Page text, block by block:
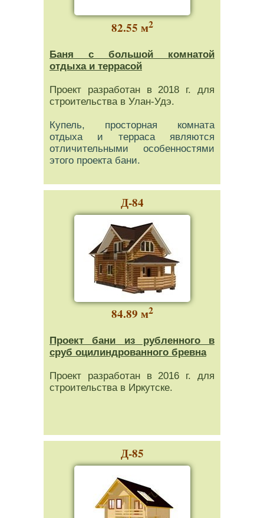
82.55 м2
Баня с большой комнатой
отдыха и террасой
Проект разработан в 2018 г. для
строительства в Улан-Удэ.
Купель, просторная комната
отдыха и терраса являются
отличительными особенностями
этого проекта бани.
Д-84
84.89 м2
Проект бани из рубленного в
сруб оцилиндрованного бревна
Проект разработан в 2016 г. для
строительства в Иркутске.
Д-85